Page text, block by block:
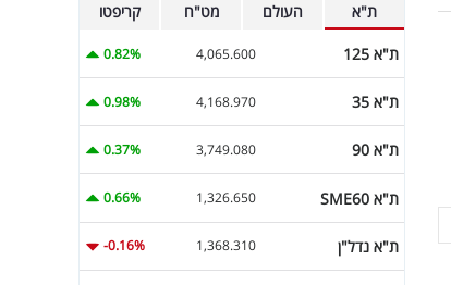
ת"א העולם מט"ח קריפטו
ת"א 125 4,065.600
0.82%
ת"א 35 4,168.970
0.98%
ת"א 90 3,749.080
0.37%
ת"א SME60 1,326.650
0.66%
ת"א נדל"ן 1,368.310
-0.16%